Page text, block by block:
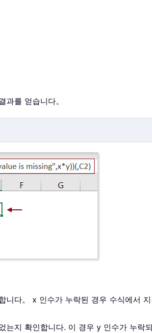
과를 얻습니다。
니다。 x 인수가 누락된 경우 수식에서
지 확인합니다. 이 경우 y 인수가 누락